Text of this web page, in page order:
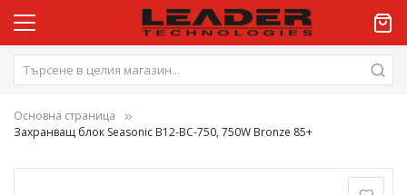
Основна страница
Захранващ блок Seasonic B12-BC-750, 750W Bronze 85+